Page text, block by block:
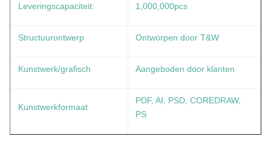
Leveringscapaciteit: 1,000,000pcs
Structuurontwerp Ontworpen door T&W
Kunstwerk/grafisch Aangeboden door klanten
Kunstwerkformaat
PDF, AI, PSD, COREDRAW,
PS